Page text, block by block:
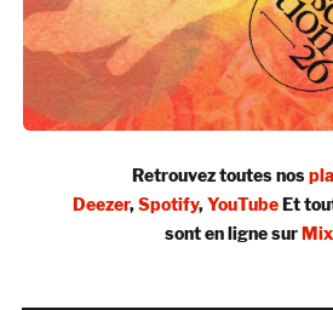
Retrouvez toutes nos
Deezer,Spotify,YouTubeEt
sont en ligne sur